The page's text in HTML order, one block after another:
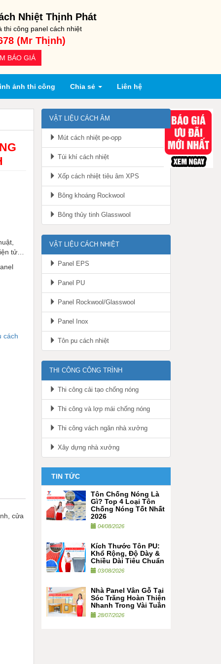
Nhiệt Thịnh Phát
thi công panel cách nhiệt
(Mr Thịnh)
BÁO GIÁ
ảnh thi công Chia sẻ Liên hệ
tử…
cách
cửa
VẬT LIỆU CÁCH ÂM
Mút cách nhiệt pe-opp
Túi khí cách nhiệt
Xốp cách nhiệt tiêu âm XPS
Bông khoáng Rockwool
Bông thủy tinh Glasswool
VẬT LIỆU CÁCH NHIỆT
Panel EPS
Panel PU
Panel Rockwool/Glasswool
Panel Inox
Tôn pu cách nhiệt
THI CÔNG CÔNG TRÌNH
Thi công cải tạo chống nóng
Thi công và lợp mái chống nóng
Thi công vách ngăn nhà xưởng
Xây dựng nhà xưởng
TIN TỨC
Tôn Chống Nóng Là
Gì? Top 4 Loại Tôn
Chống Nóng Tốt Nhất
2026
04/08/2026
Kích Thước Tôn PU:
Khổ Rộng, Độ Dày &
Chiều Dài Tiêu Chuẩn
03/08/2026
Nhà Panel Vân Gỗ Tại
Sóc Trăng Hoàn Thiện
Nhanh Trong Vài Tuần
28/07/2026